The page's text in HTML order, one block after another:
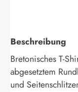
Beschreibung
Bretonisches T-
abgesetztem
und